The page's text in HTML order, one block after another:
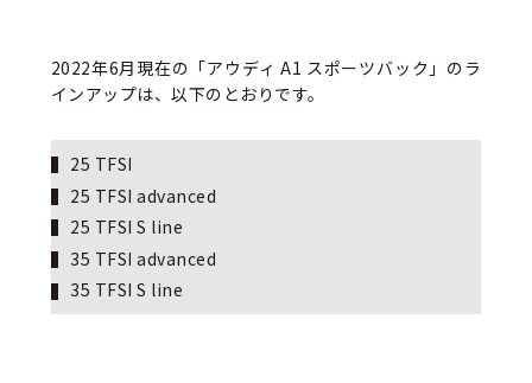
2022年6月現在の「アウディ A1 スポーツバック」のラ
インアップは、以下のとおりです。
25 TFSI
25 TFSI advanced
25 TFSI S line
35 TFSI advanced
35 TFSI S line